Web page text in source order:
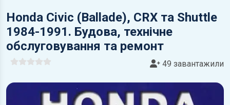
Honda Civic (Ballade), CRX та Shuttle
1984-1991. Будова, технічне
обслуговування та ремонт
49 завантажили